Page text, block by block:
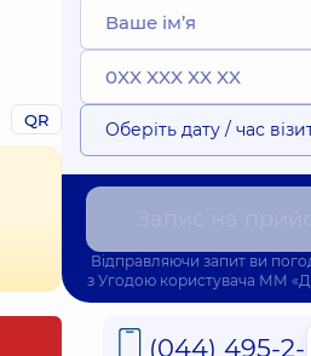
QR Оберіть дату / час
Відправляючи запит ви
з Угодою користувача ММ
(044) 495-